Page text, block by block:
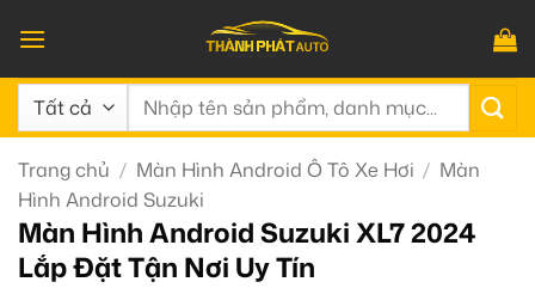
qua
nội
dung
Tìm
Trang chủ / Màn Hình Android Ô Tô Xe Hơi / Màn
Hình Android Suzuki
Màn Hình Android Suzuki XL7 2024
Lắp Đặt Tận Nơi Uy Tín